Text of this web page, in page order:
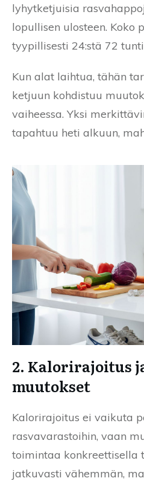
lyhytketjuisia
lopullisen ulosteen. Koko
tyypillisesti 24:stä 72
Kun alat laihtua, tähän
ketjuun kohdistuu
vaiheessa. Yksi
tapahtuu heti alkuun,
2. Kalorirajoitus
muutokset
Kalorirajoitus ei vaikuta
rasvavarastoihin, vaan
toimintaa konkreettisella
jatkuvasti vähemmän,